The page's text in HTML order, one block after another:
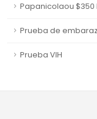
Papanicolaou $350
Prueba de
Prueba VIH